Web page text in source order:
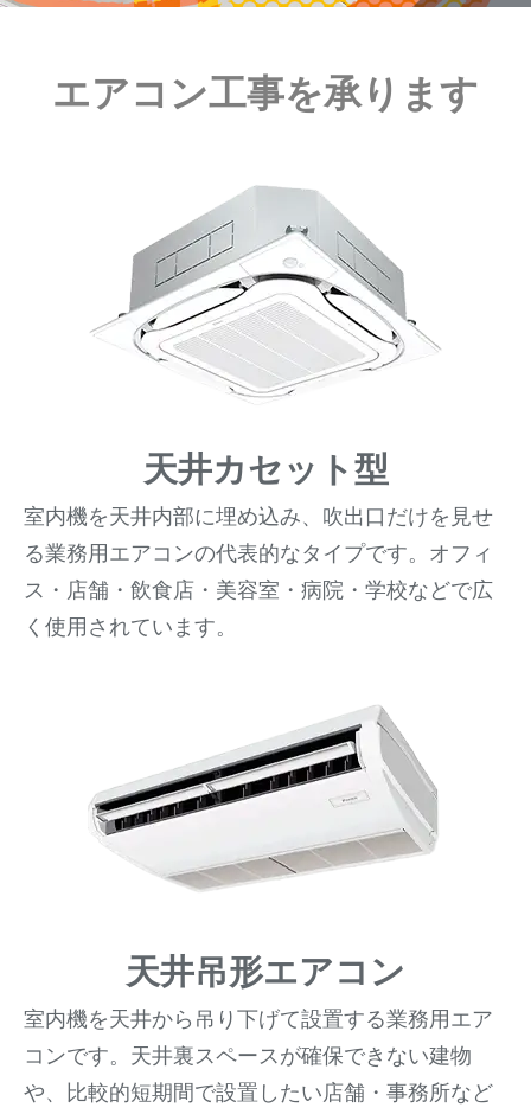
エアコン工事を承ります
天井カセット型
室内機を天井内部に埋め込み、吹出口だけを見せ
る業務用エアコンの代表的なタイプです。オフィ
ス・店舗・飲食店・美容室・病院・学校などで広
く使用されています。
天井吊形エアコン
室内機を天井から吊り下げて設置する業務用エア
コンです。天井裏スペースが確保できない建物
や、比較的短期間で設置したい店舗・事務所など